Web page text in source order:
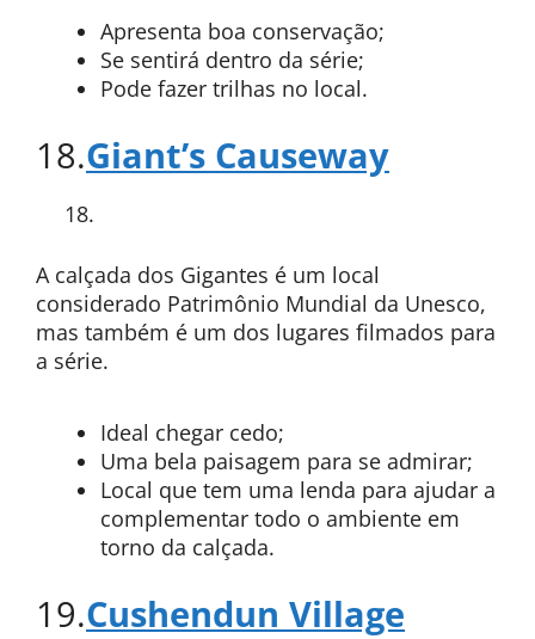
Apresenta boa conservação;
Se sentirá dentro da série;
Pode fazer trilhas no local.
18.Giant’s Causeway
A calçada dos Gigantes é um local
considerado Patrimônio Mundial da Unesco,
mas também é um dos lugares filmados para
a série.
Ideal chegar cedo;
Uma bela paisagem para se admirar;
Local que tem uma lenda para ajudar a
complementar todo o ambiente em
torno da calçada.
19.Cushendun Village